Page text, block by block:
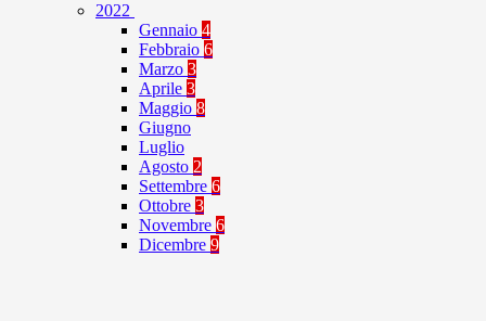
2022
Gennaio 4
Febbraio 6
Marzo 3
Aprile 3
Maggio 8
Giugno
Luglio
Agosto 2
Settembre 6
Ottobre 3
Novembre 6
Dicembre 9